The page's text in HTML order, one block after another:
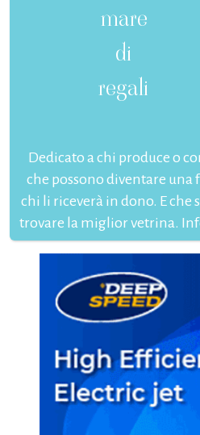
mare
di
regali
Dedicato a chi produce o
che possono diventare una
chi li riceverà in dono. E che
trovare la miglior vetrina.